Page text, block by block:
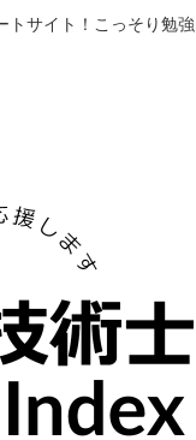
サイト！こっそり勉強